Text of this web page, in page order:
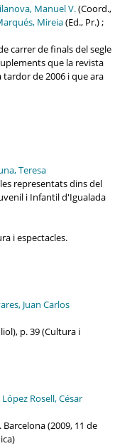
Manuel V.(Coord.,
Mireia(Ed., Pr.) ;
carrer de finals del segle
que la revista
de 2006 i que ara
Teresa
representats dins del
i Infantil d'Igualada
i espectacles.
Juan Carlos
p. 39 (Cultura i
López Rosell, César
. Barcelona (2009, 11 de